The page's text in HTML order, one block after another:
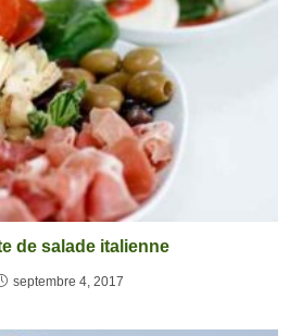
de salade italienne
septembre 4, 2017